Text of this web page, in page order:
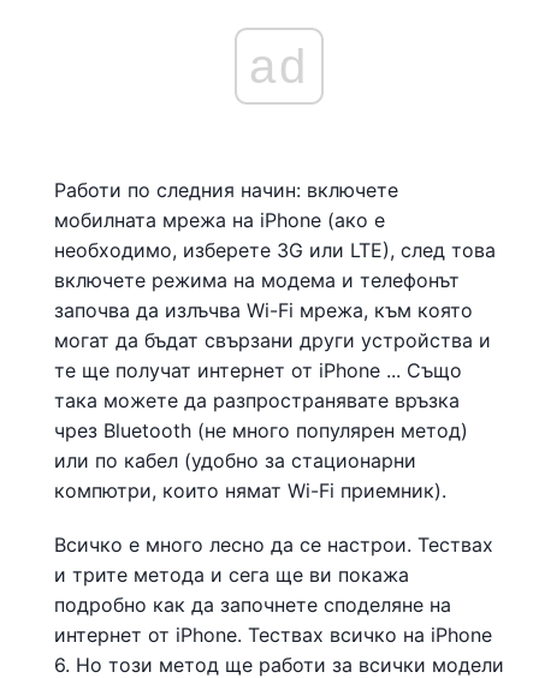
ad
Работи по следния начин: включете
мобилната мрежа на iPhone (ако е
необходимо, изберете 3G или LTE), след това
включете режима на модема и телефонът
започва да излъчва Wi-Fi мрежа, към която
могат да бъдат свързани други устройства и
те ще получат интернет от iPhone ... Също
така можете да разпространявате връзка
чрез Bluetooth (не много популярен метод)
или по кабел (удобно за стационарни
компютри, които нямат Wi-Fi приемник).
Всичко е много лесно да се настрои. Тествах
и трите метода и сега ще ви покажа
подробно как да започнете споделяне на
интернет от iPhone. Тествах всичко на iPhone
6. Но този метод ще работи за всички модели